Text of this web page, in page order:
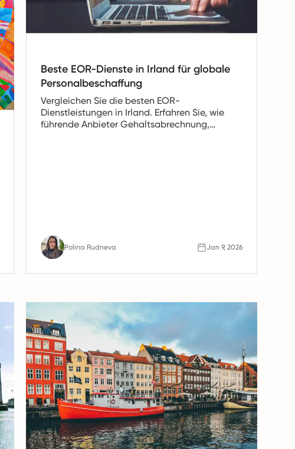
Beste EOR-Dienste in Irland für globale
Personalbeschaffung
Vergleichen Sie die besten EOR-
Dienstleistungen in Irland. Erfahren Sie, wie
führende Anbieter Gehaltsabrechnung,
Polina Rudneva Jan 9, 2026